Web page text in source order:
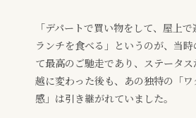
「デパートで買い物をして、屋上
ランチを食べる」というのが、当
て最高のご馳走であり、ステータ
越に変わった後も、あの独特の「
感」は引き継がれていました。